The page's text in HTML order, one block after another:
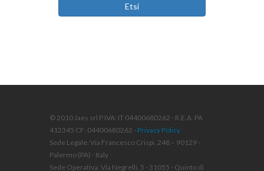
Etsi
© 2010 Jaes srl P.IVA: IT 04400680262 - R.E.A. PA
412345 CF: 04400680262 - Privacy Policy
Sede Legale: Via Francesco Crispi, 248 – 90129 -
Palermo (PA) - Italy
Sede Operativa: Via Negrelli, 5 - 31055 - Quinto di